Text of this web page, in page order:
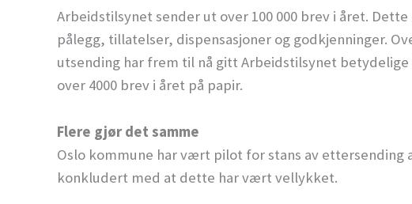
Arbeidstilsynet sender ut over 100 000 brev i året.
pålegg, tillatelser, dispensasjoner og godkjenninger.
utsending har frem til nå gitt Arbeidstilsynet
over 4000 brev i året på papir.
Flere gjør det samme
Oslo kommune har vært pilot for stans av ettersending
konkludert med at dette har vært vellykket.